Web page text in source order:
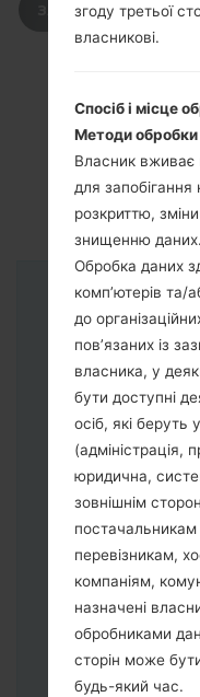
ЗАВАНТАЖИТИ
Завантажте
Далі
згоду третьої
власникові.
Спосіб і місце
Методи обробки
Власник вживає
для
розкриттю,
знищенню даних.
Обробка даних
комп’ютерів та/
до
пов’язаних із
власника, у
бути доступні
осіб, які беруть
(адміністрація,
юридична,
зовнішнім
постачальникам
перевізникам,
компаніям,
назначені
обробниками
сторін може
будь-який час.